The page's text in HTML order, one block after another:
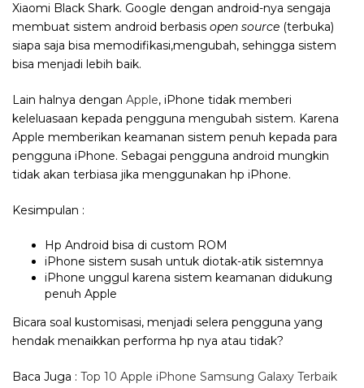
Xiaomi Black Shark. Google dengan android-nya sengaja
membuat sistem android berbasis open source (terbuka)
siapa saja bisa memodifikasi,mengubah, sehingga sistem
bisa menjadi lebih baik.
Lain halnya dengan Apple, iPhone tidak memberi
keleluasaan kepada pengguna mengubah sistem. Karena
Apple memberikan keamanan sistem penuh kepada para
pengguna iPhone. Sebagai pengguna android mungkin
tidak akan terbiasa jika menggunakan hp iPhone.
Kesimpulan :
Hp Android bisa di custom ROM
iPhone sistem susah untuk diotak-atik sistemnya
iPhone unggul karena sistem keamanan didukung
penuh Apple
Bicara soal kustomisasi, menjadi selera pengguna yang
hendak menaikkan performa hp nya atau tidak?
Baca Juga : Top 10 Apple iPhone Samsung Galaxy Terbaik